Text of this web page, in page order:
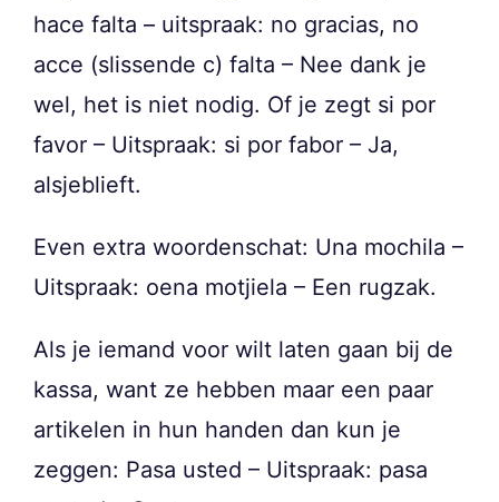
hace falta – uitspraak: no gracias, no
acce (slissende c) falta – Nee dank je
wel, het is niet nodig. Of je zegt si por
favor – Uitspraak: si por fabor – Ja,
alsjeblieft.
Even extra woordenschat: Una mochila –
Uitspraak: oena motjiela – Een rugzak.
Als je iemand voor wilt laten gaan bij de
kassa, want ze hebben maar een paar
artikelen in hun handen dan kun je
zeggen: Pasa usted – Uitspraak: pasa